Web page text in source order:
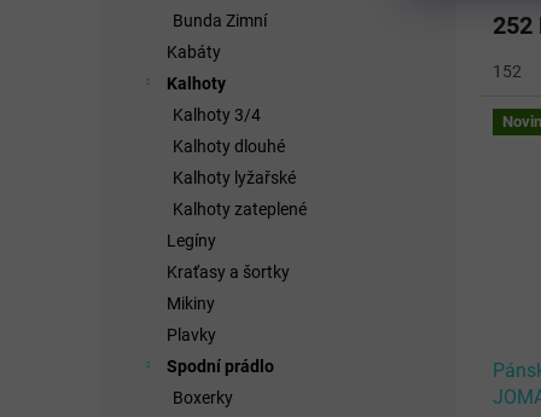
Bunda Zimní
Kabáty
Kalhoty
Kalhoty 3/4
Kalhoty dlouhé
Kalhoty lyžařské
Kalhoty zateplené
Legíny
Kraťasy a šortky
Mikiny
Plavky
Spodní prádlo
Boxerky
252
152